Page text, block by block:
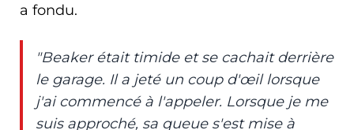
a fondu.
"Beaker était timide et se cachait derrière
le garage. Il a jeté un coup d'œil lorsque
j'ai commencé à l'appeler. Lorsque je me
suis approché, sa queue s'est mise à